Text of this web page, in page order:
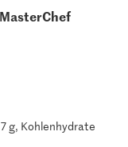
g, Kohlenhydrate